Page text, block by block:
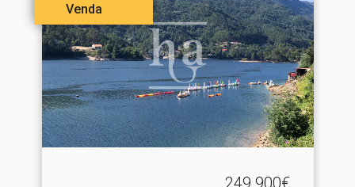
Venda
249.900€